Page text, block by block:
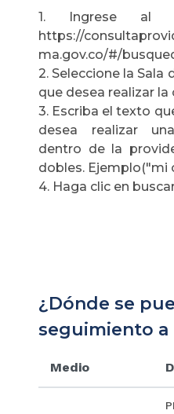
1. Ingrese al
https://
ma.gov.co/#/
2. Seleccione la Sala
que desea realizar la
3. Escriba el texto
desea realizar
dentro de la
dobles. Ejemplo("mi
4. Haga clic en
¿Dónde se
seguimiento
Medio